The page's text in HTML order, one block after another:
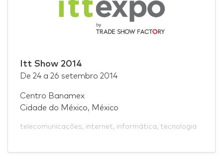
Itt Show 2014
De 24 a 26 setembro 2014
Centro Banamex
Cidade do México, México
telecomunicações, internet, informática, tecnologia